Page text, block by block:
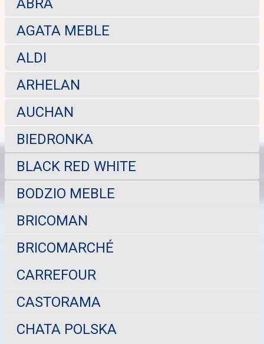
AGATA MEBLE
ALDI
ARHELAN
AUCHAN
BIEDRONKA
BLACK RED WHITE
BODZIO MEBLE
BRICOMAN
BRICOMARCHÉ
CARREFOUR
CASTORAMA
CHATA POLSKA